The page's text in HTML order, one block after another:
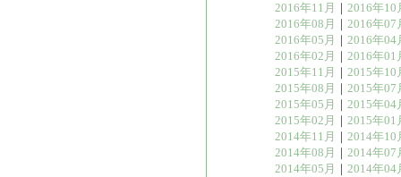
2016年11月
｜ 2016年10
2016年08月
｜ 2016年07
2016年05月
｜ 2016年04
2016年02月
｜ 2016年01
2015年11月
｜ 2015年10
2015年08月
｜ 2015年07
2015年05月
｜ 2015年04
2015年02月
｜ 2015年01
2014年11月
｜ 2014年10
2014年08月
｜ 2014年07
2014年05月
｜ 2014年04